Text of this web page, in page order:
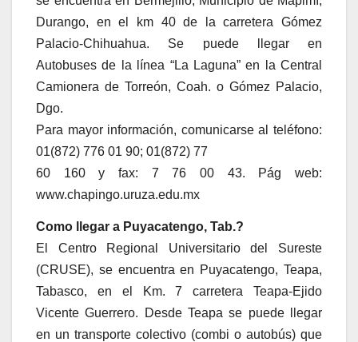
Durango, en el km 40 de la carretera Gómez
Palacio-Chihuahua. Se puede llegar en
Autobuses de la línea “La Laguna” en la Central
Camionera de Torreón, Coah. o Gómez Palacio,
Dgo.
Para mayor información, comunicarse al teléfono:
01(872) 776 01 90; 01(872) 77
60 160 y fax: 7 76 00 43. Pág web:
www.chapingo.uruza.edu.mx
Como llegar a Puyacatengo, Tab.?
El Centro Regional Universitario del Sureste
(CRUSE), se encuentra en Puyacatengo, Teapa,
Tabasco, en el Km. 7 carretera Teapa-Ejido
Vicente Guerrero. Desde Teapa se puede llegar
en un transporte colectivo (combi o autobús) que